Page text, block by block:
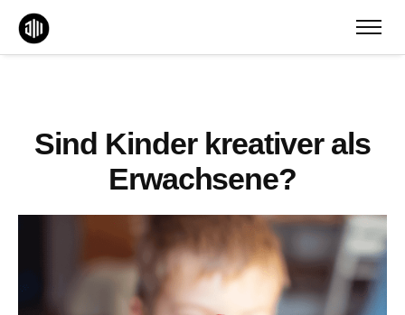
Sind Kinder kreativer als
Erwachsene?